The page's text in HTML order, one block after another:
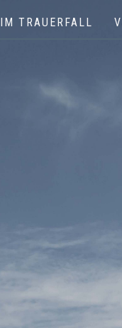
IM TRAUERFALL